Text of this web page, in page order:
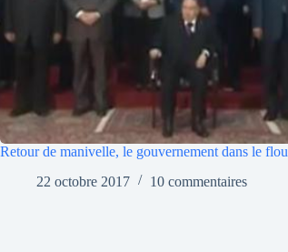
Retour de manivelle, le gouvernement dans le flou
22 octobre 2017
10 commentaires